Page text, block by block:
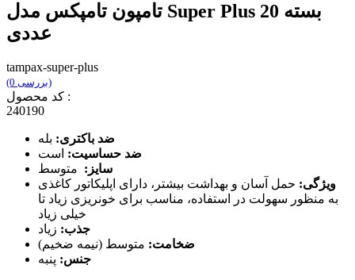
تامپون تامپکس مدل Super Plus بسته 20
عددی
tampax-super-plus
(0 بررسی)
کد محصول :
240190
ضد باکتری: بله
ضد حساسیت: است
سایز: متوسط
ویژگی: حمل آسان و بهداشت بیشتر، دارای اپلیکاتور کاغذی
به منظور سهولت در استفاده، مناسب برای خونریزی زیاد تا
خیلی زیاد
جذب: زیاد
ضخامت: متوسط (نیمه ضخیم)
جنس: پنبه